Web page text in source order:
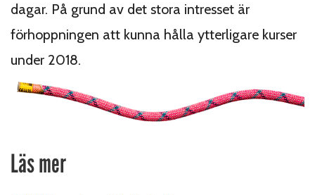
dagar. På grund av det stora intresset är
förhoppningen att kunna hålla ytterligare kurser
under 2018.
Läs mer